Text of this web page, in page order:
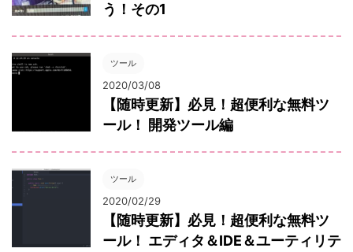
う！その1
ツール
2020/03/08
【随時更新】必見！超便利な無料ツ
ール！ 開発ツール編
ツール
2020/02/29
【随時更新】必見！超便利な無料ツ
ール！ エディタ＆IDE＆ユーティリテ